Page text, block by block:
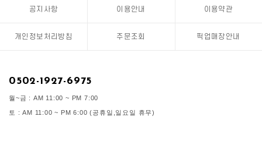
공지사항 이용안내 이용약관
개인정보처리방침 주문조회 픽업매장안내
0502-1927-6975
월~금 : AM 11:00 ~ PM 7:00
토 : AM 11:00 ~ PM 6:00 (공휴일,일요일 휴무)